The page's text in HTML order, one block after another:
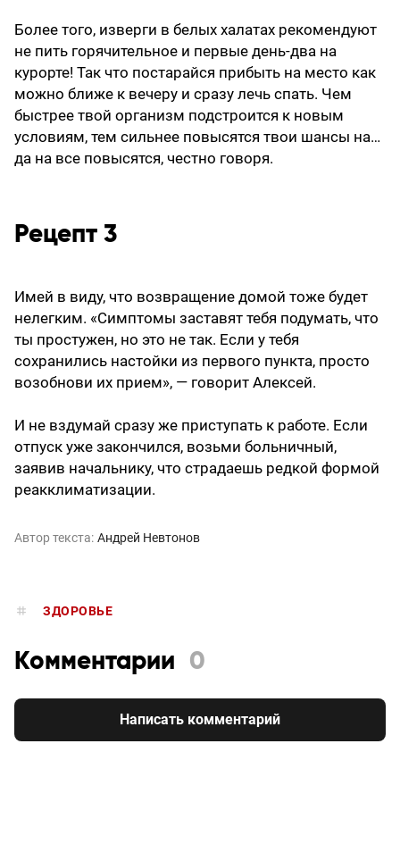
Более того, изверги в белых халатах рекомендуют
не пить горячительное и первые день-два на
курорте! Так что постарайся прибыть на место как
можно ближе к вечеру и сразу лечь спать. Чем
быстрее твой организм подстроится к новым
условиям, тем сильнее повысятся твои шансы на…
да на все повысятся, честно говоря.
Рецепт 3
Имей в виду, что возвращение домой тоже будет
нелегким. «Симптомы заставят тебя подумать, что
ты простужен, но это не так. Если у тебя
сохранились настойки из первого пункта, просто
возобнови их прием», — говорит Алексей.
И не вздумай сразу же приступать к работе. Если
отпуск уже закончился, возьми больничный,
заявив начальнику, что страдаешь редкой формой
реакклиматизации.
Автор текста: Андрей Невтонов
ЗДОРОВЬЕ
Комментарии 0
Написать комментарий